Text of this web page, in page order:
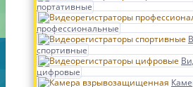
портативные
профессиональные
спортивные
цифровые